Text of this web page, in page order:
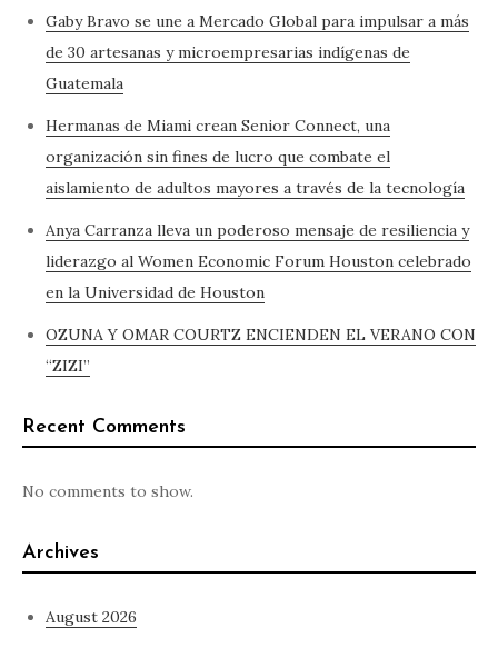
Gaby Bravo se une a Mercado Global para impulsar a más
de 30 artesanas y microempresarias indígenas de
Guatemala
Hermanas de Miami crean Senior Connect, una
organización sin fines de lucro que combate el
aislamiento de adultos mayores a través de la tecnología
Anya Carranza lleva un poderoso mensaje de resiliencia y
liderazgo al Women Economic Forum Houston celebrado
en la Universidad de Houston
OZUNA Y OMAR COURTZ ENCIENDEN EL VERANO CON
“ZIZI”
Recent Comments
No comments to show.
Archives
August 2026